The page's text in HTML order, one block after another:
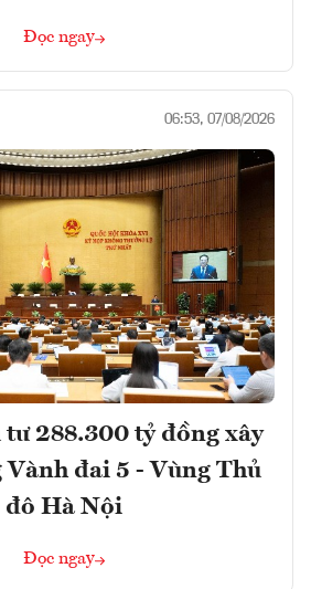
Đọc ngay
06:53, 07/08/2026
288.300 tỷ đồng xây
Vành đai 5 - Vùng Thủ
đô Hà Nội
Đọc ngay